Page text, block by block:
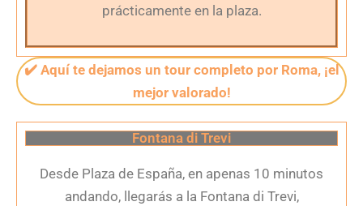
prácticamente en la plaza.
✔️ Aquí te dejamos un tour completo por Roma, ¡el
mejor valorado!
Fontana di Trevi
Desde Plaza de España, en apenas 10 minutos
andando, llegarás a la Fontana di Trevi,